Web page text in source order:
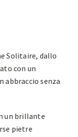
Solitaire, dallo
con un
abbraccio senza
un brillante
pietre